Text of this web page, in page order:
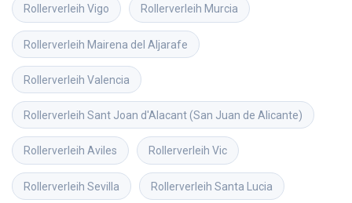
Rollerverleih Vigo Rollerverleih Murcia
Rollerverleih Mairena del Aljarafe
Rollerverleih Valencia
Rollerverleih Sant Joan d'Alacant (San Juan de Alicante)
Rollerverleih Aviles Rollerverleih Vic
Rollerverleih Sevilla Rollerverleih Santa Lucia